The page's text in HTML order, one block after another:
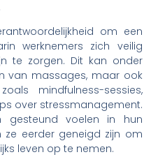
om een
werknemers zich veilig
te zorgen. Dit kan onder
van massages, maar ook
mindfulness-sessies,
over stressmanagement.
gesteund voelen in hun
ze eerder geneigd zijn om
leven op te nemen.